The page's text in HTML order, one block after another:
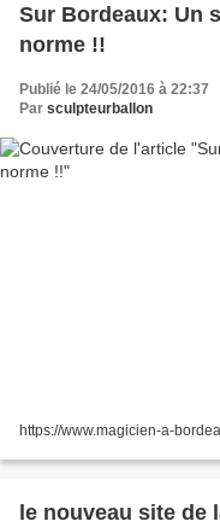
Sur Bordeaux: Un
norme !!
Publié le 24/05/2016 à 22:37
Par sculpteurballon
https://www.magicien-a-
le nouveau site de